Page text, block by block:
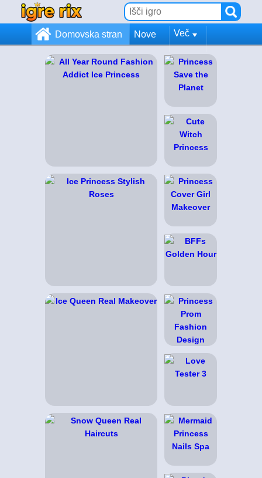
Domovska stran Nove Več